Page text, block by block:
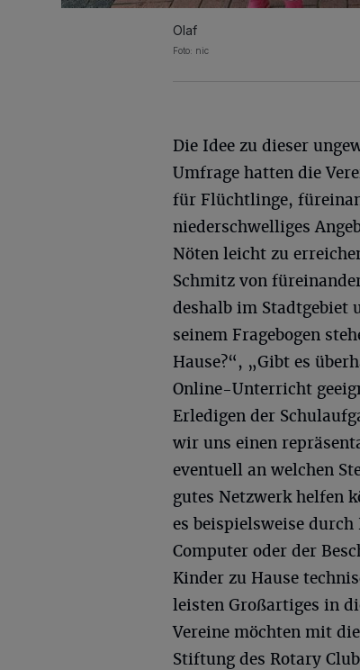
Olaf
Foto: nic
Die Idee zu dieser
Umfrage hatten die
für Flüchtlinge,
niederschwelliges
Nöten leicht zu
Schmitz von
deshalb im Stadtgebiet
seinem Fragebogen
Hause?“, „Gibt es
Online-Unterricht
Erledigen der
wir uns einen
eventuell an welchen
gutes Netzwerk helfen
es beispielsweise
Computer oder der
Kinder zu Hause
leisten Großartiges in
Vereine möchten mit
Stiftung des Rotary